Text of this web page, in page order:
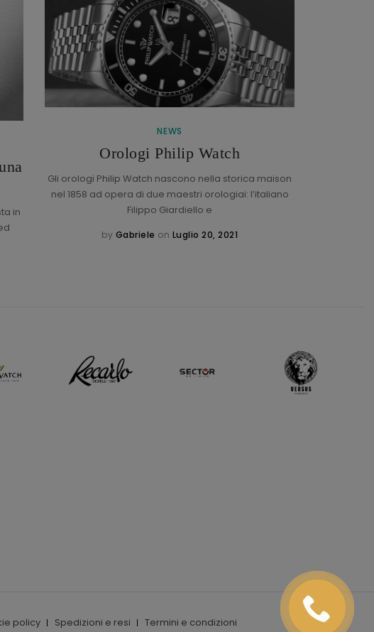
in
NEWS
Orologi Philip Watch
Gli orologi Philip Watch nascono nella storica maison
nel 1858 ad opera di due maestri orologiai: l’italiano
Filippo Giardiello e
by Gabriele on Luglio 20, 2021
policy Spedizioni e resi Termini e condizioni